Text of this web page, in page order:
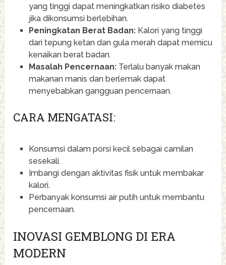
yang tinggi dapat meningkatkan risiko diabetes
jika dikonsumsi berlebihan.
Peningkatan Berat Badan:Kalori yang tinggi
dari tepung ketan dan gula merah dapat memicu
kenaikan berat badan.
Masalah Pencernaan:Terlalu banyak makan
makanan manis dan berlemak dapat
menyebabkan gangguan pencernaan.
CARA MENGATASI:
Konsumsi dalam porsi kecil sebagai camilan
sesekali.
Imbangi dengan aktivitas fisik untuk membakar
kalori.
Perbanyak konsumsi air putih untuk membantu
pencernaan.
INOVASI GEMBLONG DI ERA
MODERN